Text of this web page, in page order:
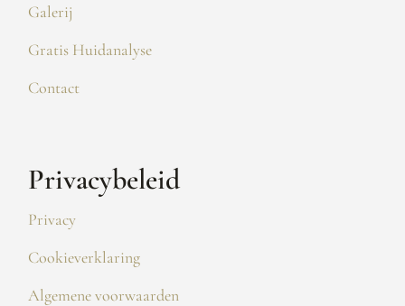
Galerij
Gratis Huidanalyse
Contact
Privacybeleid
Privacy
Cookieverklaring
Algemene voorwaarden